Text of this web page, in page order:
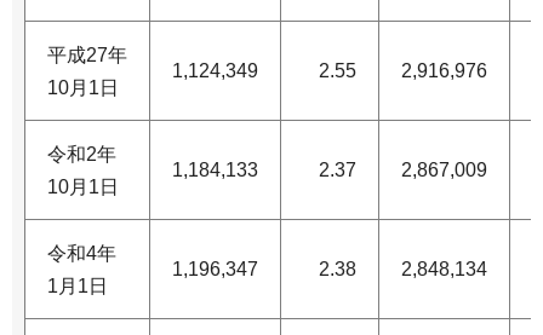
平成27年
10月1日
1,124,349 2.55 2,916,976
令和2年
10月1日
1,184,133 2.37 2,867,009
令和4年
1月1日
1,196,347 2.38 2,848,134